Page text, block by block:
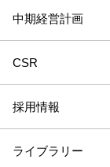
中期経営計画
CSR
採用情報
ライブラリー